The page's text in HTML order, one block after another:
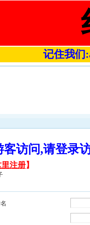
记住我们
客访问,请登
里注册】